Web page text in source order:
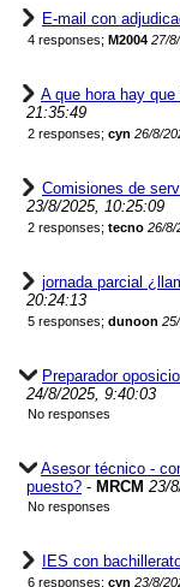
E-mail con
4 responses; M2004 27/
A que hora hay
21:35:49
2 responses; cyn 26/8/
Comisiones de
23/8/2025, 10:25:09
2 responses; tecno 26/8/
jornada parcial
20:24:13
5 responses; dunoon
Preparador
24/8/2025, 9:40:03
No responses
Asesor técnico -
puesto? - MRCM 23/
No responses
IES con
6 responses; cyn 23/8/